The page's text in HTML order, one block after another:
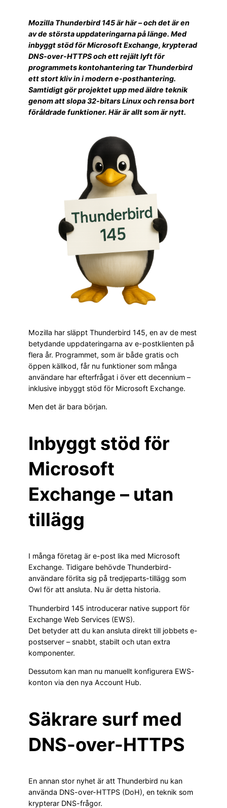
Mozilla Thunderbird 145 är här – och det är en
av de största uppdateringarna på länge. Med
inbyggt stöd för Microsoft Exchange, krypterad
DNS-over-HTTPS och ett rejält lyft för
programmets kontohantering tar Thunderbird
ett stort kliv in i modern e-posthantering.
Samtidigt gör projektet upp med äldre teknik
genom att slopa 32-bitars Linux och rensa bort
föråldrade funktioner. Här är allt som är nytt.
Mozilla har släppt Thunderbird 145, en av de mest
betydande uppdateringarna av e-postklienten på
flera år. Programmet, som är både gratis och
öppen källkod, får nu funktioner som många
användare har efterfrågat i över ett decennium –
inklusive inbyggt stöd för Microsoft Exchange.
Men det är bara början.
Inbyggt stöd för
Microsoft
Exchange – utan
tillägg
I många företag är e-post lika med Microsoft
Exchange. Tidigare behövde Thunderbird-
användare förlita sig på tredjeparts-tillägg som
Owl för att ansluta. Nu är detta historia.
Thunderbird 145 introducerar native support för
Exchange Web Services (EWS).
Det betyder att du kan ansluta direkt till jobbets e-
postserver – snabbt, stabilt och utan extra
komponenter.
Dessutom kan man nu manuellt konfigurera EWS-
konton via den nya Account Hub.
Säkrare surf med
DNS-over-HTTPS
En annan stor nyhet är att Thunderbird nu kan
använda DNS-over-HTTPS (DoH), en teknik som
krypterar DNS-frågor.